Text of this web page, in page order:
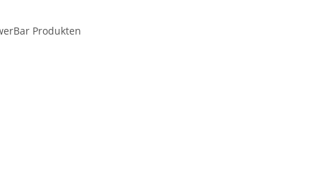
Produkten